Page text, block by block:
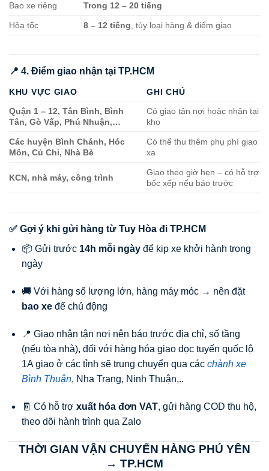
Bao xe riêng Trong 12 – 20 tiếng
Hỏa tốc 8 – 12 tiếng, tùy loại hàng & điểm giao
📍 4. Điểm giao nhận tại TP.HCM
KHU VỰC GIAO
GHI CHÚ
Quận 1 – 12, Tân Bình, Bình
Tân, Gò Vấp, Phú Nhuận,…
Có giao tận nơi hoặc nhận tại
kho
Các huyện Bình Chánh, Hóc
Môn, Củ Chi, Nhà Bè
Có thể thu thêm phụ phí giao
xa
KCN, nhà máy, công trình
Giao theo giờ hẹn – có hỗ trợ
bốc xếp nếu báo trước
✅ Gợi ý khi gửi hàng từ Tuy Hòa đi TP.HCM
📦 Gửi trước 14h mỗi ngàyđể kịp xe khởi hành trong
ngày
🚚 Với hàng số lượng lớn, hàng máy móc → nên đặt
bao xeđể chủ động
📍 Giao nhận tận nơi nên báo trước địa chỉ, số tầng
(nếu tòa nhà), đối với hàng hóa giao dọc tuyến quốc lộ
1A giao ở các tỉnh sẽ trung chuyển qua các chành xe
Bình Thuận, Nha Trang, Ninh Thuận,..
🧾 Có hỗ trợ xuất hóa đơn VAT, gửi hàng COD thu hộ,
theo dõi hành trình qua Zalo
THỜI GIAN VẬN CHUYỂN HÀNG PHÚ YÊN
→ TP.HCM